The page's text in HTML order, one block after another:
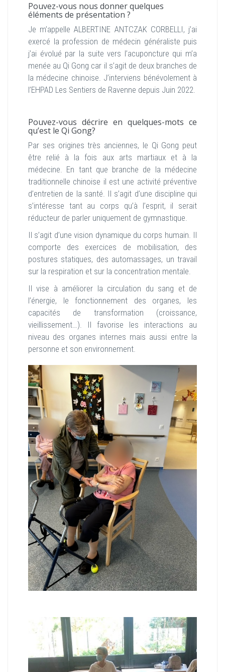
Pouvez-vous nous donner quelques
éléments de présentation ?
Je m’appelle ALBERTINE ANTCZAK CORBELLI, j’ai
exercé la profession de médecin généraliste puis
j’ai évolué par la suite vers l’acuponcture qui m’a
menée au Qi Gong car il s’agit de deux branches de
la médecine chinoise. J’interviens bénévolement à
l’EHPAD Les Sentiers de Ravenne depuis Juin 2022.
Pouvez-vous décrire en quelques-mots ce
qu’est le Qi Gong?
Par ses origines très anciennes, le Qi Gong peut
être relié à la fois aux arts martiaux et à la
médecine. En tant que branche de la médecine
traditionnelle chinoise il est une activité préventive
d’entretien de la santé. Il s’agit d’une discipline qui
s’intéresse tant au corps qu’à l’esprit, il serait
réducteur de parler uniquement de gymnastique.
Il s’agit d’une vision dynamique du corps humain. Il
comporte des exercices de mobilisation, des
postures statiques, des automassages, un travail
sur la respiration et sur la concentration mentale.
Il vise à améliorer la circulation du sang et de
l’énergie, le fonctionnement des organes, les
capacités de transformation (croissance,
vieillissement…). Il favorise les interactions au
niveau des organes internes mais aussi entre la
personne et son environnement.